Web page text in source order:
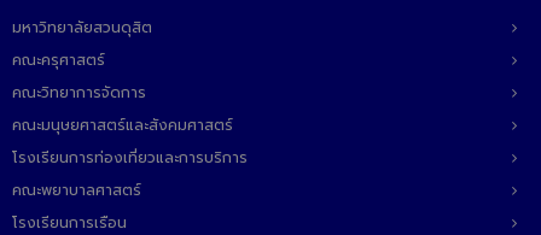
มหาวิทยาลัยสวนดุสิต
คณะครุศาสตร์
คณะวิทยาการจัดการ
คณะมนุษยศาสตร์และสังคมศาสตร์
โรงเรียนการท่องเที่ยวและการบริการ
คณะพยาบาลศาสตร์
โรงเรียนการเรือน